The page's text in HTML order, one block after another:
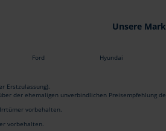
Unsere
Ford Hyundai
Erstzulassung).
der ehemaligen unverbindlichen Preisempfehlung
vorbehalten.
vorbehalten.